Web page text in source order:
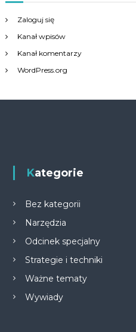
Zaloguj się
Kanał wpisów
Kanał komentarzy
WordPress.org
Kategorie
Bez kategorii
Narzędzia
Odcinek specjalny
Strategie i techniki
Ważne tematy
Wywiady